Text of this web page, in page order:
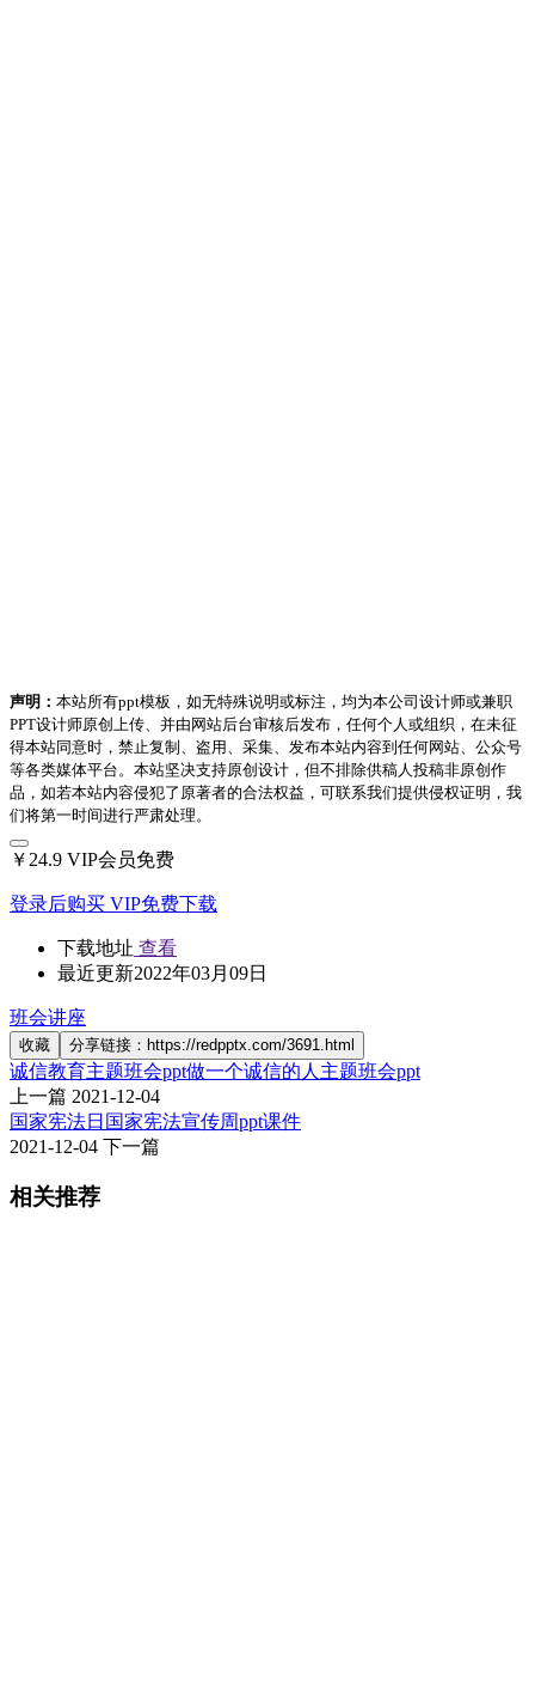
声明： 本站所有ppt模板，如无特殊说明或标注，均为本公司设计师或兼职
PPT设计师原创上传、并由网站后台审核后发布，任何个人或组织，在未征
得本站同意时，禁止复制、盗用、采集、发布本站内容到任何网站、公众号
等各类媒体平台。本站坚决支持原创设计，但不排除供稿人投稿非原创作
品，如若本站内容侵犯了原著者的合法权益，可联系我们提供侵权证明，我
们将第一时间进行严肃处理。
￥24.9 VIP会员免费
登录后购买 VIP免费下载
下载地址 查看
最近更新2022年03月09日
班会讲座
收藏 分享链接：https://redpptx.com/3691.html
诚信教育主题班会ppt做一个诚信的人主题班会ppt
上一篇 2021-12-04
国家宪法日国家宪法宣传周ppt课件
2021-12-04 下一篇
相关推荐